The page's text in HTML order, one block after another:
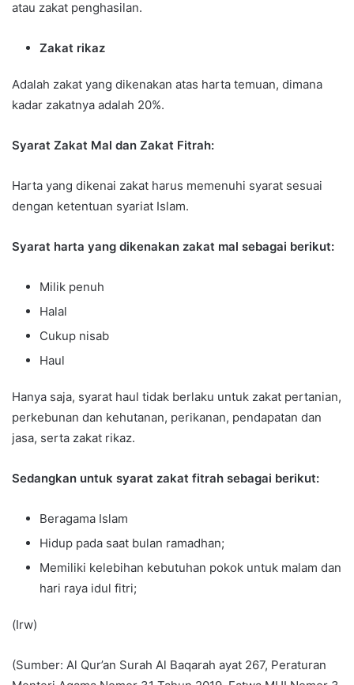
atau zakat penghasilan.
Zakat rikaz
Adalah zakat yang dikenakan atas harta temuan, dimana
kadar zakatnya adalah 20%.
Syarat Zakat Mal dan Zakat Fitrah:
Harta yang dikenai zakat harus memenuhi syarat sesuai
dengan ketentuan syariat Islam.
Syarat harta yang dikenakan zakat mal sebagai berikut:
Milik penuh
Halal
Cukup nisab
Haul
Hanya saja, syarat haul tidak berlaku untuk zakat pertanian,
perkebunan dan kehutanan, perikanan, pendapatan dan
jasa, serta zakat rikaz.
Sedangkan untuk syarat zakat fitrah sebagai berikut:
Beragama Islam
Hidup pada saat bulan ramadhan;
Memiliki kelebihan kebutuhan pokok untuk malam dan
hari raya idul fitri;
(Irw)
(Sumber: Al Qur’an Surah Al Baqarah ayat 267, Peraturan